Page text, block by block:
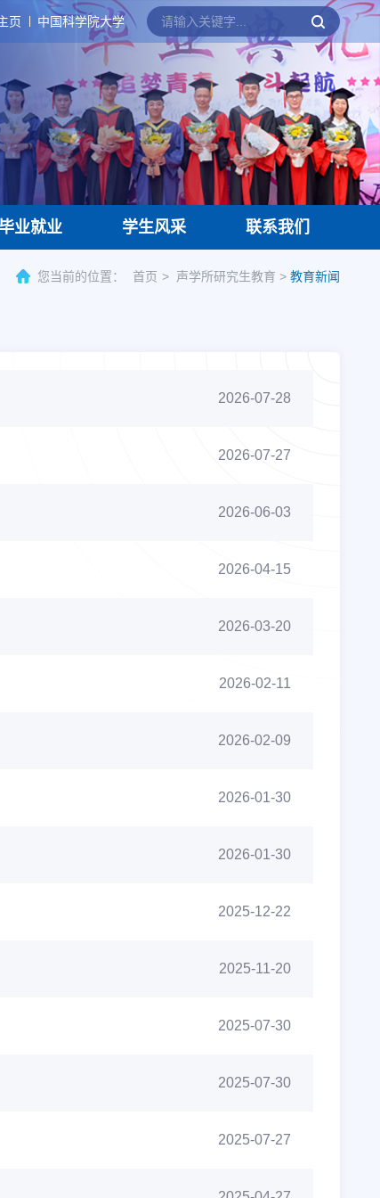
中国科学院大学
页
毕业就业 学生风采 联系我们
您当前的位置： 首页 声学所研究生教育 > 教育新闻
2026-07-28
2026-07-27
2026-06-03
2026-04-15
2026-03-20
2026-02-11
2026-02-09
2026-01-30
2026-01-30
2025-12-22
2025-11-20
2025-07-30
2025-07-30
2025-07-27